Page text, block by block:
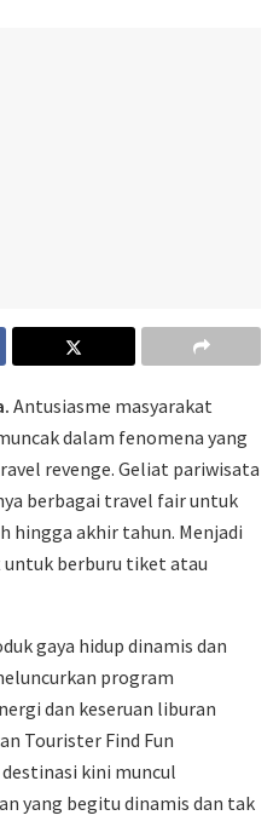
Antusiasme masyarakat
dalam fenomena yang
revenge. Geliat pariwisata
berbagai travel fair untuk
hingga akhir tahun. Menjadi
untuk berburu tiket atau
gaya hidup dinamis dan
program
dan keseruan liburan
Tourister Find Fun
destinasi kini muncul
yang begitu dinamis dan tak